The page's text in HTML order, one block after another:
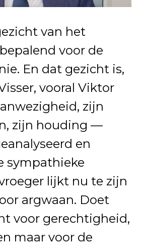
van het
voor de
En dat gezicht is,
vooral Viktor
zijn
zijn houding —
en
sympathieke
lijkt nu te zijn
argwaan. Doet
voor gerechtigheid,
maar voor de